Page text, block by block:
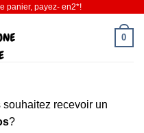
panier, payez- en2*!
0
souhaitez recevoir un
?